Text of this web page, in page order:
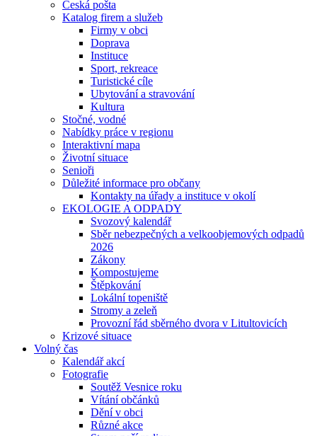
Česká pošta
Katalog firem a služeb
Firmy v obci
Doprava
Instituce
Sport, rekreace
Turistické cíle
Ubytování a stravování
Kultura
Stočné, vodné
Nabídky práce v regionu
Interaktivní mapa
Životní situace
Senioři
Důležité informace pro občany
Kontakty na úřady a instituce v okolí
EKOLOGIE A ODPADY
Svozový kalendář
Sběr nebezpečných a velkoobjemových odpadů
2026
Zákony
Kompostujeme
Štěpkování
Lokální topeniště
Stromy a zeleň
Provozní řád sběrného dvora v Litultovicích
Krizové situace
Volný čas
Kalendář akcí
Fotografie
Soutěž Vesnice roku
Vítání občánků
Dění v obci
Různé akce